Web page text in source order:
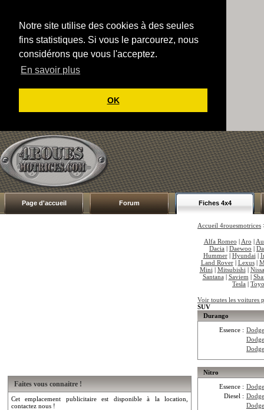
Notre site utilise des cookies à des seules
fins statistiques. Si vous le parcourez, nous
considérons que vous l'acceptez.
En savoir plus
OK
Page d'accueil Forum Fiches 4x4
Faites vous connaitre !
Cet emplacement publicitaire est disponible à la location,
contactez nous !
Accueil 4rouesmotrices
Alfa Romeo | Aro |
Dacia | Daewoo |
Hummer| Hyundai |
Land Rover| Lexus|
Mini | Mitsubishi |
Santana | Saviem |
Tesla |
Voir toutes les voitures
SUV
Durango
Essence :
Nitro
Essence :
Diesel :